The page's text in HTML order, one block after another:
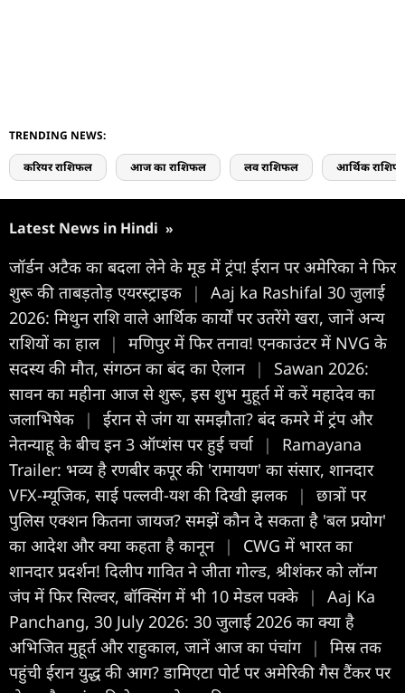
TRENDING NEWS:
करियर राशिफल आज का राशिफल लव राशिफल आर्थिक
Latest News in Hindi »
जॉर्डन अटैक का बदला लेने के मूड में ट्रंप! ईरान पर अमेरिका ने फिर
शुरू की ताबड़तोड़ एयरस्ट्राइक
|
Aaj ka Rashifal 30 जुलाई
2026: मिथुन राशि वाले आर्थिक कार्यों पर उतरेंगे खरा, जानें अन्य
राशियों का हाल |
मणिपुर में फिर तनाव! एनकाउंटर में NVG के
सदस्य की मौत, संगठन का बंद का ऐलान |
Sawan 2026:
सावन का महीना आज से शुरू, इस शुभ मुहूर्त में करें महादेव का
जलाभिषेक
|
ईरान से जंग या समझौता? बंद कमरे में ट्रंप और
नेतन्याहू के बीच इन 3 ऑप्शंस पर हुई चर्चा
|
Ramayana
Trailer: भव्य है रणबीर कपूर की 'रामायण' का संसार, शानदार
VFX-म्यूजिक, साई पल्लवी-यश की दिखी झलक
|
छात्रों पर
पुलिस एक्शन कितना जायज? समझें कौन दे सकता है 'बल प्रयोग'
का आदेश और क्या कहता है कानून |
CWG में भारत का
शानदार प्रदर्शन! दिलीप गावित ने जीता गोल्ड, श्रीशंकर को लॉन्ग
जंप में फिर सिल्वर, बॉक्सिंग में भी 10 मेडल पक्के
|
Aaj Ka
Panchang, 30 July 2026: 30 जुलाई 2026 का क्या है
अभिजित मुहूर्त और राहुकाल, जानें आज का पंचांग |
मिस्र तक
पहुंची ईरान युद्ध की आग? डामिएटा पोर्ट पर अमेरिकी गैस टैंकर पर